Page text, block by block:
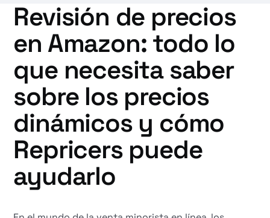
Revisión de precios
en Amazon: todo lo
que necesita saber
sobre los precios
dinámicos y cómo
Repricers puede
ayudarlo